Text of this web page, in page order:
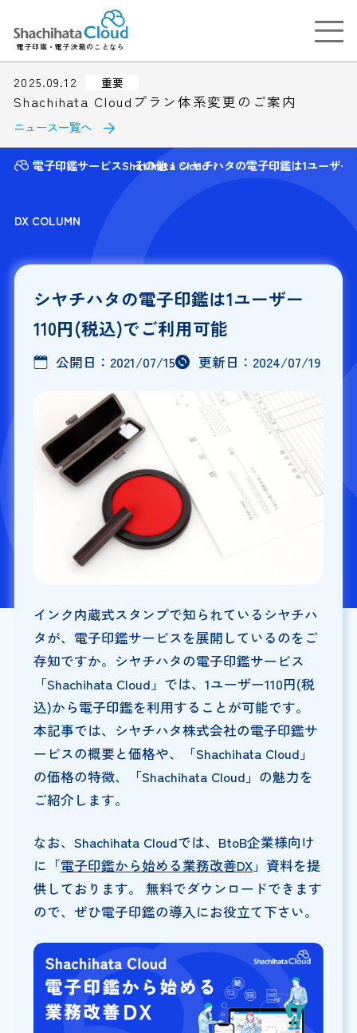
電子印鑑・電子決裁のことなら
2025.09.12 重要
Shachihata Cloudプラン体系変更のご案内
ニュース一覧へ
電子印鑑サービスShatihata Cloud
その他 シヤチハタの電子印鑑は1ユーザ
DX COLUMN
シヤチハタの電子印鑑は1ユーザー
110円(税込)でご利用可能
公開日： 2021/07/15 更新日： 2024/07/19
インク内蔵式スタンプで知られているシヤチハ
タが、電子印鑑サービスを展開しているのをご
存知ですか。シヤチハタの電子印鑑サービス
「Shachihata Cloud」では、1ユーザー110円(税
込)から電子印鑑を利用することが可能です。
本記事では、シヤチハタ株式会社の電子印鑑サ
ービスの概要と価格や、「Shachihata Cloud」
の価格の特徴、「Shachihata Cloud」の魅力を
ご紹介します。
なお、Shachihata Cloudでは、BtoB企業様向け
に「電子印鑑から始める業務改善DX」資料を提
供しております。 無料でダウンロードできます
ので、ぜひ電子印鑑の導入にお役立て下さい。